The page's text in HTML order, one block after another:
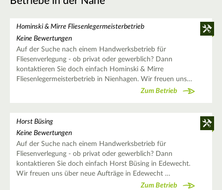
Hominski & Mirre Fliesenlegermeisterbetrieb
Keine Bewertungen
Auf der Suche nach einem Handwerksbetrieb für
Fliesenverlegung - ob privat oder gewerblich? Dann
kontaktieren Sie doch einfach Hominski & Mirre
Fliesenlegermeisterbetrieb in Nienhagen. Wir freuen uns…
Zum Betrieb
Horst Büsing
Keine Bewertungen
Auf der Suche nach einem Handwerksbetrieb für
Fliesenverlegung - ob privat oder gewerblich? Dann
kontaktieren Sie doch einfach Horst Büsing in Edewecht.
Wir freuen uns über neue Aufträge in Edewecht …
Zum Betrieb